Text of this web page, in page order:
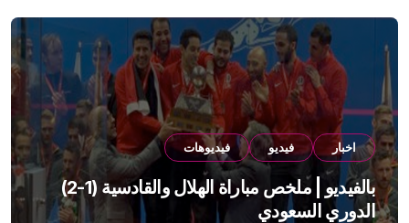
اخبار فيديو فيديوهات
بالفيديو | ملخص مباراة الهلال والقادسية (1-2)
الدوري السعودي